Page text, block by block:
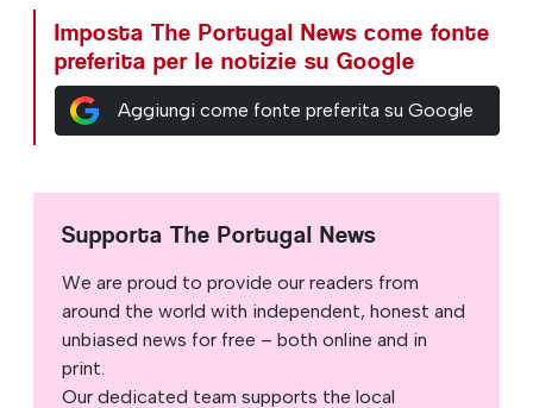
Imposta The Portugal News come fonte
preferita per le notizie su Google
Aggiungi come fonte preferita su Google
Supporta The Portugal News
We are proud to provide our readers from
around the world with independent, honest and
unbiased news for free – both online and in
print.
Our dedicated team supports the local